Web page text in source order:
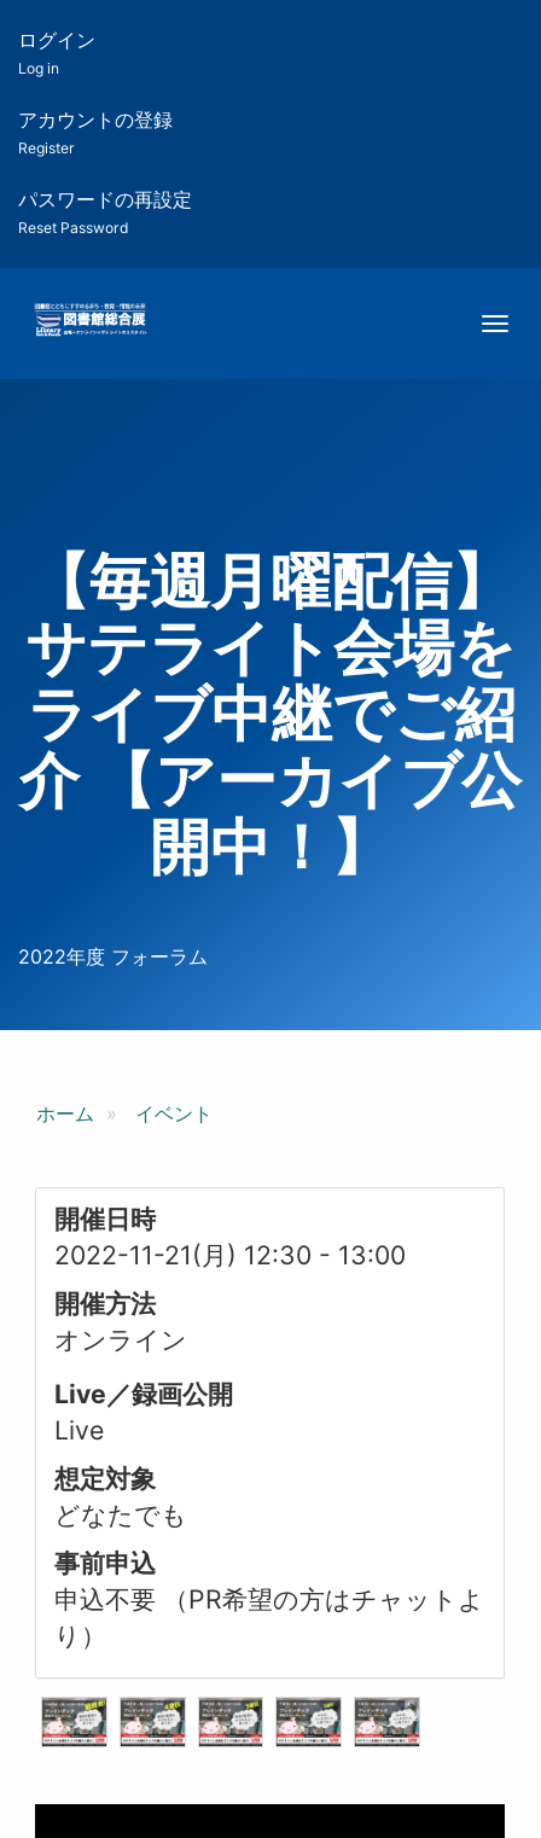
ツ
匿
名
ユ
ー
ー
用
メ
ログイン
Log in
アカウントの登録
Register
パスワードの再設定
Reset Password
【毎週月曜配信】
サテライト会場を
ライブ中継でご紹
介 【アーカイブ公
開中！】
2022年度 フォーラム
ホーム イベント
開催日時
2022-11-21(月) 12:30 - 13:00
開催方法
オンライン
Live／録画公開
Live
想定対象
どなたでも
事前申込
申込不要 （PR希望の方はチャットよ
り）